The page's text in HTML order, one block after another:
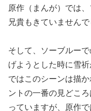
原作（まんが）では
兄貴もきていませんで
そして、ソーブルー
げようとした時に雪
ではこのシーンは描
ントの一番の見どこ
っていますが、原作